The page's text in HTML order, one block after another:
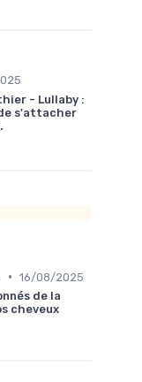
- Lullaby :
s'attacher
• 16/08/2025
de la
cheveux